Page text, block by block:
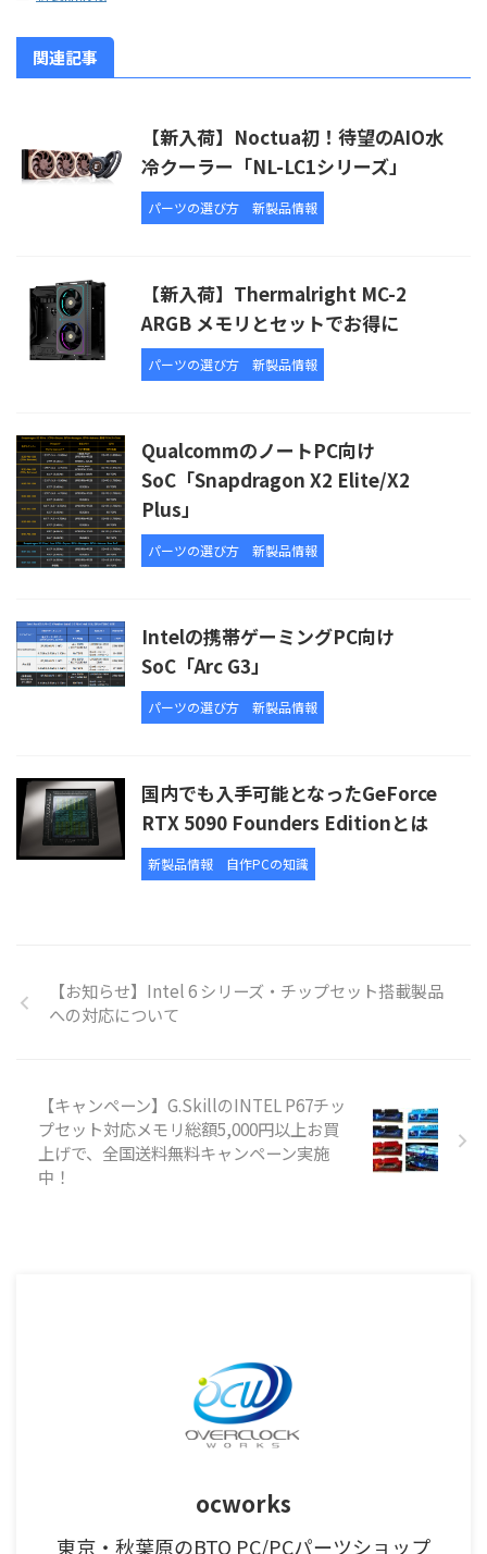
関連記事
【新入荷】Noctua初！待望のAIO水
冷クーラー「NL-LC1シリーズ」
パーツの選び方 新製品情報
【新入荷】Thermalright MC-2
ARGB メモリとセットでお得に
パーツの選び方 新製品情報
QualcommのノートPC向け
SoC「Snapdragon X2 Elite/X2
Plus」
パーツの選び方 新製品情報
Intelの携帯ゲーミングPC向け
SoC「Arc G3」
パーツの選び方 新製品情報
国内でも入手可能となったGeForce
RTX 5090 Founders Editionとは
新製品情報 自作PCの知識
【お知らせ】Intel 6 シリーズ・チップセット搭載製品
への対応について
【キャンペーン】G.SkillのINTEL P67チッ
プセット対応メモリ総額5,000円以上お買
上げで、全国送料無料キャンペーン実施
中！
ocworks
東京・秋葉原のBTO PC/PCパーツショップ